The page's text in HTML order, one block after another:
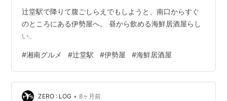
辻堂駅で降りて腹ごしらえでもしようと、南口からすぐ
のところにある伊勢屋へ。 昼から飲める海鮮居酒屋らし
い。
#湘南グルメ #辻堂駅 #伊勢屋 #海鮮居酒屋
ZERO : LOG • 8ヶ月前